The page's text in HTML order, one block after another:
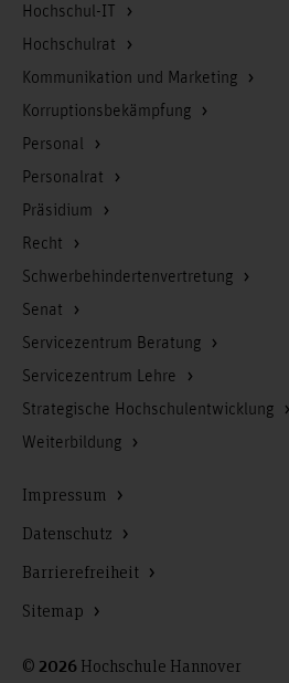
Hochschul-IT
Hochschulrat
Kommunikation und Marketing
Korruptionsbekämpfung
Personal
Personalrat
Präsidium
Recht
Schwerbehindertenvertretung
Senat
Servicezentrum Beratung
Servicezentrum Lehre
Strategische Hochschulentwicklung
Weiterbildung
© 2026 Hochschule Hannover
Impressum
Datenschutz
Barrierefreiheit
Sitemap